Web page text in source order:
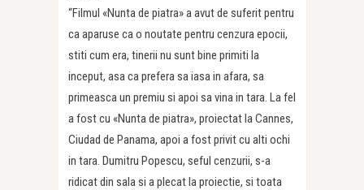
“Filmul «Nunta de piatra» a avut de suferit pentru
ca aparuse ca o noutate pentru cenzura epocii,
stiti cum era, tinerii nu sunt bine primiti la
inceput, asa ca prefera sa iasa in afara, sa
primeasca un premiu si apoi sa vina in tara. La fel
a fost cu «Nunta de piatra», proiectat la Cannes,
Ciudad de Panama, apoi a fost privit cu alti ochi
in tara. Dumitru Popescu, seful cenzurii, s-a
ridicat din sala si a plecat la proiectie, si toata